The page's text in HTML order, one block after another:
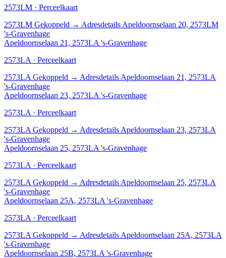
2573LM · Perceelkaart
2573LM Gekoppeld → Adresdetails Apeldoornselaan 20, 2573LM
's-Gravenhage
Apeldoornselaan 21, 2573LA 's-Gravenhage
2573LA · Perceelkaart
2573LA Gekoppeld → Adresdetails Apeldoornselaan 21, 2573LA
's-Gravenhage
Apeldoornselaan 23, 2573LA 's-Gravenhage
2573LA · Perceelkaart
2573LA Gekoppeld → Adresdetails Apeldoornselaan 23, 2573LA
's-Gravenhage
Apeldoornselaan 25, 2573LA 's-Gravenhage
2573LA · Perceelkaart
2573LA Gekoppeld → Adresdetails Apeldoornselaan 25, 2573LA
's-Gravenhage
Apeldoornselaan 25A, 2573LA 's-Gravenhage
2573LA · Perceelkaart
2573LA Gekoppeld → Adresdetails Apeldoornselaan 25A, 2573LA
's-Gravenhage
Apeldoornselaan 25B, 2573LA 's-Gravenhage